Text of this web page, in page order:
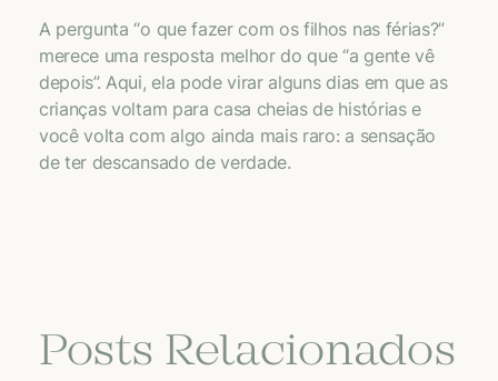
A pergunta “o que fazer com os filhos nas férias?”
merece uma resposta melhor do que “a gente vê
depois”. Aqui, ela pode virar alguns dias em que as
crianças voltam para casa cheias de histórias e
você volta com algo ainda mais raro: a sensação
de ter descansado de verdade.
Posts Relacionados